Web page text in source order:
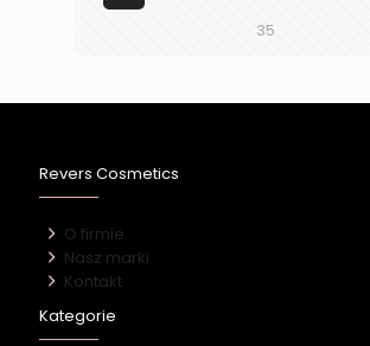
35
Revers Cosmetics
O firmie
Nasz marki
Kontakt
Kategorie